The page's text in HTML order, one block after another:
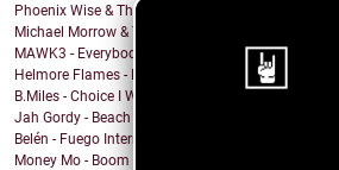
Phoenix Wise & The Resistance - There's No Kings
Michael Morrow & The Culprits - La Cruda
MAWK3 - Everybody Wants To Be You
Helmore Flames - Moonjoy
B.Miles - Choice I Would Choose
Jah Gordy - Beach Front Condo
Belén - Fuego Interno
Money Mo - Boom Boom